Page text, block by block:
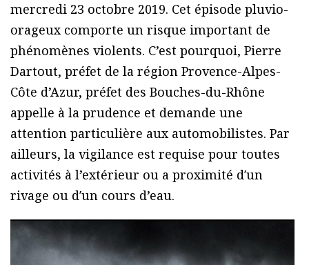
mercredi 23 octobre 2019. Cet épisode pluvio-
orageux comporte un risque important de
phénomènes violents. C’est pourquoi, Pierre
Dartout, préfet de la région Provence-Alpes-
Côte d’Azur, préfet des Bouches-du-Rhône
appelle à la prudence et demande une
attention particulière aux automobilistes. Par
ailleurs, la vigilance est requise pour toutes
activités à l’extérieur ou a proximité d′un
rivage ou d′un cours d’eau.